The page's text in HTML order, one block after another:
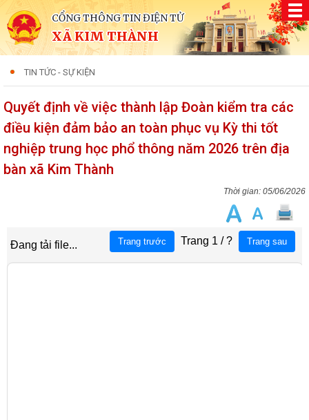
CỔNG THÔNG TIN ĐIỆN TỬ
XÃ KIM THÀNH
TIN TỨC - SỰ KIỆN
Quyết định về việc thành lập Đoàn kiểm tra các
điều kiện đảm bảo an toàn phục vụ Kỳ thi tốt
nghiệp trung học phổ thông năm 2026 trên địa
bàn xã Kim Thành
05/06/2026